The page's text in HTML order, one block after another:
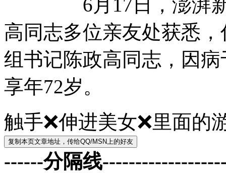
6月17日，澎湃新闻
高同志多位亲友处获悉
组书记陈政高同志，因
享年72岁。
触手❌伸进美女❌里面的
------分隔线